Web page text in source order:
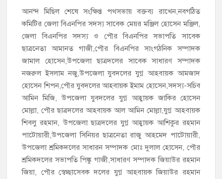
আনন্দ মিছিল শেষে সংক্ষিপ্ত পথসভায় বক্তব্য রাখেন,নবগঠিত
কমিটির জেলা বিএনপির সদস্য সাবেক মেয়র মঞ্জিল হোসেন মঞ্জিল,
জেলা বিএনপির সদস্য ও পৌর বিএনপির সভাপতি সাবেক
ছাত্রনেতা আমানত গাজী,পৌর বিএনপির সাংগঠনিক সম্পাদক
জামাল হোসেন,উপজেলা ছাত্রদলের সাবেক সাধারণ সম্পাদক
নজরুল ইসলাম নজু,উপজেলা যুবদলের যুগ্ন আহবায়ক আমজাদ
হোসেন শিপন,পৌর যুবদলের আহবায়ক ইমাম হোসেন,সদস্য-সচিব
আমিন মিজি, উপজেলা যুবদলের যুগ্ন আহ্বায়ক জাকির হোসেন
মোল্লা, পৌর ছাত্রদলের আহবায়ক আল আমিন মোল্লা,যুগ্ন আহবায়ক
শিবলু রহমান, উপজেলা ছাত্রদলের যুগ্ন আহ্বায়ক আশিকুর রহমান
পাটোয়ারী,উপজেলা সিনিয়র ছাত্রনেতা রাজু আহমেদ পাটোয়ারী,
উপজেলা শ্রমিকদলের সাধারন সম্পাদক মোঃ দুলাল হোসেন, পৌর
শ্রমিকদলের সভাপতি পিঙ্কু গাজী,সাধারণ সম্পাদক জিয়াউর রহমান
জিয়া, পৌর স্বেচ্ছাসেবক দলের যুগ্ন আহবায়ক জিয়াউর রহমান